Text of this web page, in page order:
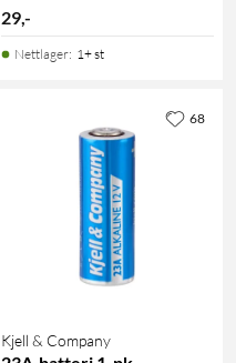
29,-
Nettlager: 1+ st
Kjell & Company
68